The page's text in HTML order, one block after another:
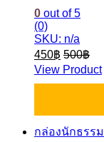
0 out of 5
(0)
SKU: n/a
450฿ 500฿
View Product
กล่องนักธรร